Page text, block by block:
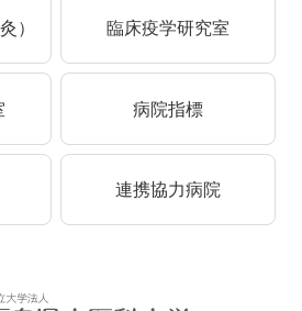
） 臨床疫学研究室
病院指標
連携協力病院